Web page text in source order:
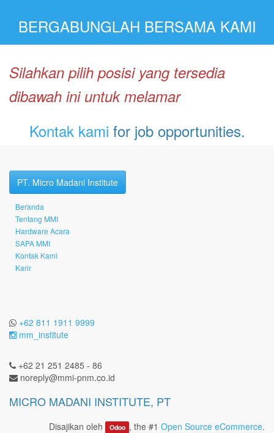
BERGABUNGLAH BERSAMA KAMI
Silahkan pilih posisi yang tersedia
dibawah ini untuk melamar
Kontak kami for job opportunities.
PT. Micro Madani Institute
Beranda
Tentang MMI
Hardware Acara
SAPA MMI
Kontak Kami
Karir
+62 811 1911 9999
mm_institute
+62 21 251 2485 - 86
noreply@mmi-pnm.co.id
MICRO MADANI INSTITUTE, PT
Disajikan oleh Odoo , the #1 Open Source eCommerce.